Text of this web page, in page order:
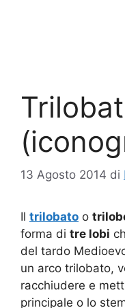
13 Agosto 2014 di
Il trilobato o
forma di tre lobi
del tardo
un arco trilobato,
racchiudere e
principale o lo